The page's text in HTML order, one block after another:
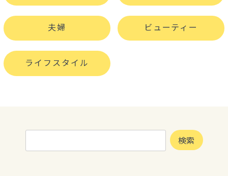
夫婦 ビューティー
ライフスタイル
検
検索